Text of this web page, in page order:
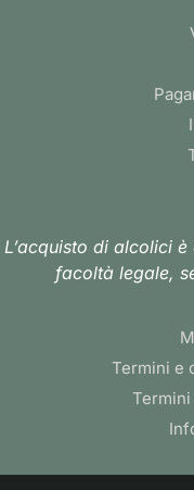
L’acquisto di alcolici
facoltà legale,
Termini e